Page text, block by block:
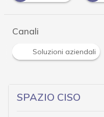
Canali
Soluzioni aziendali
SPAZIO CISO